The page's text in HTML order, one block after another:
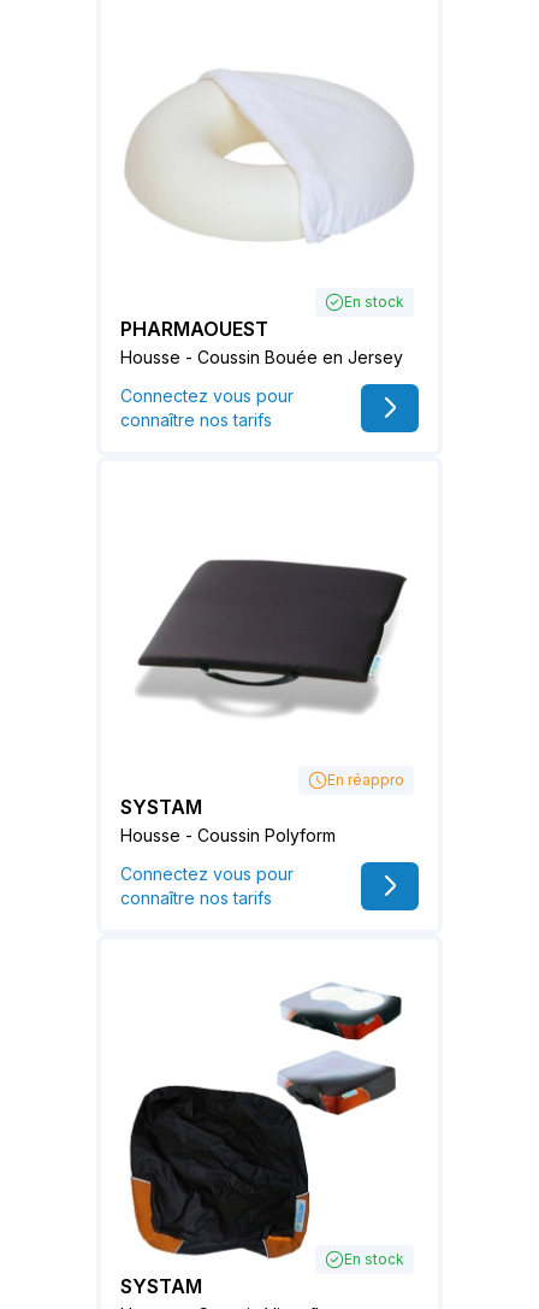
En stock
PHARMAOUEST
Housse - Coussin Bouée en Jersey
Connectez vous pour
connaître nos tarifs
En réappro
SYSTAM
Housse - Coussin Polyform
Connectez vous pour
connaître nos tarifs
En stock
SYSTAM